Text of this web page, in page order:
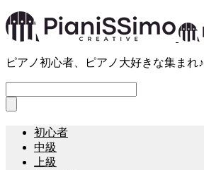
ピアノ初心者、ピアノ大好きな集まれ♪
初心者
中級
上級